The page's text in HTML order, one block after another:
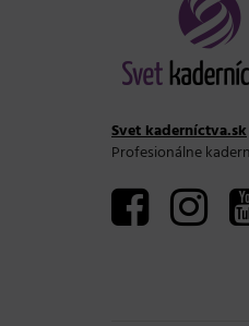
Svet kaderníctva.sk
Profesionálne